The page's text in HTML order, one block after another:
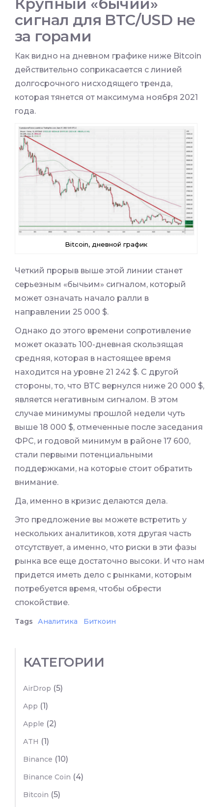
Крупный «бычий»
сигнал для BTC/USD не
за горами
Как видно на дневном графике ниже Bitcoin
действительно соприкасается с линией
долгосрочного нисходящего тренда,
которая тянется от максимума ноября 2021
года.
Bitcoin, дневной график
Четкий прорыв выше этой линии станет
серьезным «бычьим» сигналом, который
может означать начало ралли в
направлении 25 000 $.
Однако до этого времени сопротивление
может оказать 100-дневная скользящая
средняя, которая в настоящее время
находится на уровне 21 242 $. С другой
стороны, то, что ВТС вернулся ниже 20 000 $,
является негативным сигналом. В этом
случае минимумы прошлой недели чуть
выше 18 000 $, отмеченные после заседания
ФРС, и годовой минимум в районе 17 600,
стали первыми потенциальными
поддержками, на которые стоит обратить
внимание.
Да, именно в кризис делаются дела.
Это предложение вы можете встретить у
нескольких аналитиков, хотя другая часть
отсутствует, а именно, что риски в эти фазы
рынка все еще достаточно высоки. И что нам
придется иметь дело с рынками, которым
потребуется время, чтобы обрести
спокойствие.
Tags Аналитика Биткоин
КАТЕГОРИИ
AirDrop (5)
App (1)
Apple (2)
ATH (1)
Binance (10)
Binance Coin (4)
Bitcoin (5)